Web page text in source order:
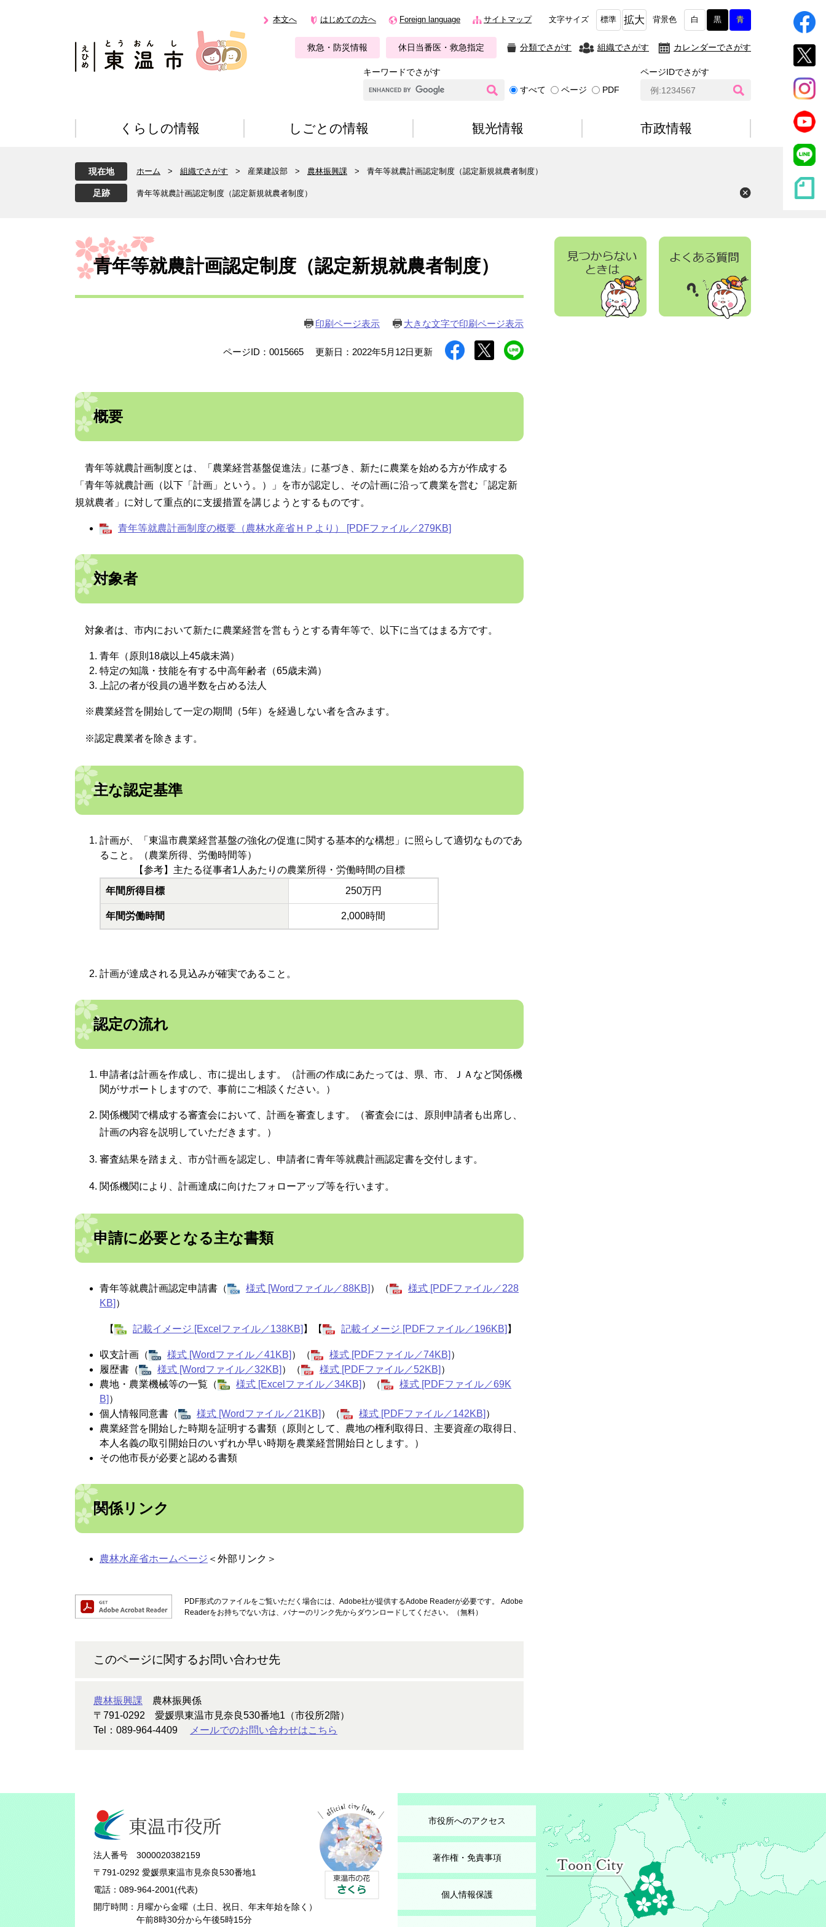
本文へ はじめての方へ Foreign language サイトマップ 文字サイズ 標準 拡大 背景色 白 黒 青
救急・防災情報 休日当番医・救急指定 分類でさがす 組織でさがす カレンダーでさがす
キーワードでさがす
G
g
l
ス
すべて ページ PDF
ページIDでさがす
I
D
くらしの情報 しごとの情報 観光情報 市政情報
現在地 ホーム > 組織でさがす > 産業建設部 > 農林振興課 > 青年等就農計画認定制度（認定新規就農者制度）
青年等就農計画認定制度（認定新規就農者制度）
本
文
青年等就農計画認定制度（認定新規就農者制度）
印刷ページ表示 大きな文字で印刷ページ表示
ページID：0015665 更新日：2022年5月12日更新
概要
青年等就農計画制度とは、「農業経営基盤促進法」に基づき、新たに農業を始める方が作成する
「青年等就農計画（以下「計画」という。）」を市が認定し、その計画に沿って農業を営む「認定新
規就農者」に対して重点的に支援措置を講じようとするものです。
青年等就農計画制度の概要（農林水産省ＨＰより） [PDFファイル／279KB]
対象者
対象者は、市内において新たに農業経営を営もうとする青年等で、以下に当てはまる方です。
青年（原則18歳以上45歳未満）
特定の知識・技能を有する中高年齢者（65歳未満）
上記の者が役員の過半数を占める法人
※農業経営を開始して一定の期間（5年）を経過しない者を含みます。
※認定農業者を除きます。
主な認定基準
計画が、「東温市農業経営基盤の強化の促進に関する基本的な構想」に照らして適切なものであ
ること。（農業所得、労働時間等）
【参考】主たる従事者1人あたりの農業所得・労働時間の目標
年間所得目標
250万円
年間労働時間 2,000時間
計画が達成される見込みが確実であること。
認定の流れ
申請者は計画を作成し、市に提出します。（計画の作成にあたっては、県、市、ＪＡなど関係機
関がサポートしますので、事前にご相談ください。）
関係機関で構成する審査会において、計画を審査します。（審査会には、原則申請者も出席し、
計画の内容を説明していただきます。）
審査結果を踏まえ、市が計画を認定し、申請者に青年等就農計画認定書を交付します。
関係機関により、計画達成に向けたフォローアップ等を行います。
申請に必要となる主な書類
青年等就農計画認定申請書（ 様式 [Wordファイル／88KB] ）（
様式 [PDFファイル／228
KB] ）
【 記載イメージ [Excelファイル／138KB] 】【 記載イメージ [PDFファイル／196KB] 】
収支計画（ 様式 [Wordファイル／41KB] ）（ 様式 [PDFファイル／74KB] ）
履歴書（
様式 [Wordファイル／32KB] ）（ 様式 [PDFファイル／52KB] ）
農地・農業機械等の一覧（
様式 [Excelファイル／34KB] ）（
様式 [PDFファイル／69K
B] ）
個人情報同意書（
様式 [Wordファイル／21KB] ）（ 様式 [PDFファイル／142KB] ）
農業経営を開始した時期を証明する書類（原則として、農地の権利取得日、主要資産の取得日、
本人名義の取引開始日のいずれか早い時期を農業経営開始日とします。）
その他市長が必要と認める書類
関係リンク
農林水産省ホームページ ＜外部リンク＞
PDF形式のファイルをご覧いただく場合には、Adobe社が提供するAdobe Readerが必要です。
Adobe
Readerをお持ちでない方は、バナーのリンク先からダウンロードしてください。（無料）
このページに関するお問い合わせ先
農林振興課
農林振興係
〒791-0292
愛媛県東温市見奈良530番地1（市役所2階）
Tel：089-964-4409
メールでのお問い合わせはこちら
法人番号 3000020382159
〒791-0292 愛媛県東温市見奈良530番地1
電話：089-964-2001(代表)
開庁時間： 月曜から金曜（土日、祝日、年末年始を除く）
午前8時30分から午後5時15分
市役所へのアクセス
著作権・免責事項
個人情報保護